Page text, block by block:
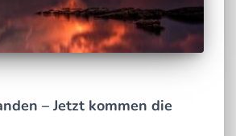
– Jetzt kommen die